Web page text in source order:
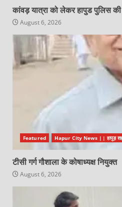
कांवड़ यात्रा को लेकर हापुड पुलिस
August 6, 2026
Featured Hapur City News || हापुड़
टीसी गर्ग गौशाला के कोषाध्यक्ष नियुक्त
August 6, 2026